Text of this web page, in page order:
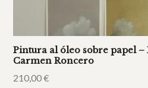
Pintura al óleo sobre papel –
Carmen Roncero
210,00€